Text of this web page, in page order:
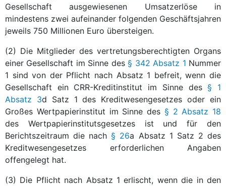
Gesellschaft ausgewiesenen Umsatzerlöse in
mindestens zwei aufeinander folgenden Geschäftsjahren
jeweils 750 Millionen Euro übersteigen.
(2) Die Mitglieder des vertretungsberechtigten Organs
einer Gesellschaft im Sinne des§ 342 Absatz 1 Nummer
1 sind von der Pflicht nach Absatz 1 befreit, wenn die
Gesellschaft ein CRR-Kreditinstitut im Sinne des§ 1
Absatz 3d Satz 1 des Kreditwesengesetzes oder ein
Großes Wertpapierinstitut im Sinne des § 2 Absatz 18
des Wertpapierinstitutsgesetzes ist und für den
Berichtszeitraum die nach§ 26a Absatz 1 Satz 2 des
Kreditwesengesetzes erforderlichen Angaben
offengelegt hat.
(3) Die Pflicht nach Absatz 1 erlischt, wenn die in den